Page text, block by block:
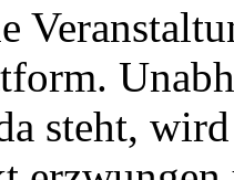
steht,